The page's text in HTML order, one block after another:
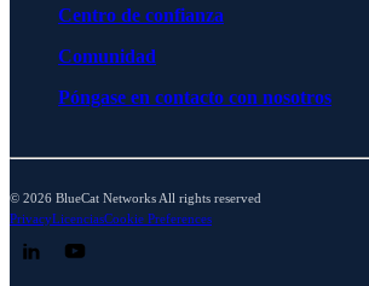
Centro de confianza
Comunidad
Póngase en contacto con nosotros
© 2026 BlueCat Networks All rights reserved
PrivacyLicenciasCookie Preferences
Follow us on LinkedIn
Follow us on YouTube